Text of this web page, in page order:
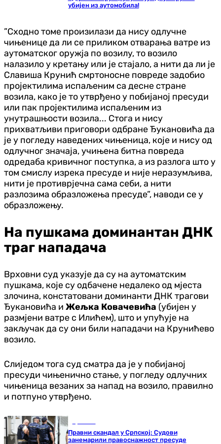
убијен из аутомобила!
”Сходно томе произилази да нису одлучне
чињенице да ли се приликом отварања ватре из
аутоматског оружја по возилу, то возило
налазило у кретању или је стајало, а нити да ли је
Славиша Крунић смртоносне повреде задобио
пројектилима испаљеним са десне стране
возила, како је то утврђено у побијаној пресуди
или пак пројектилима испаљеним из
унутрашњости возила... Стога и нису
прихватљиви приговори одбране Ђукановића да
је у погледу наведених чињеница, које и нису од
одлучног значаја, учињена битна повреда
одредаба кривичног поступка, а из разлога што у
том смислу изрека пресуде и није неразумљива,
нити је противрјечна сама себи, а нити
разлозима образложења пресуде”, наводи се у
образложењу.
На пушкама доминантан ДНК
траг нападача
Врховни суд указује да су на аутоматским
пушкама, које су одбачене недалеко од мјеста
злочина, констатовани доминанти ДНК трагови
Ђукановића и Жељка Ковачевића (убијен у
размјени ватре с Илићем), што и упућује на
закључак да су они били нападачи на Крунићево
возило.
Слиједом тога суд сматра да је у побијаној
пресуди чињенично стање, у погледу одлучних
чињеница везаних за напад на возило, правилно
и потпуно утврђено.
Правни скандал у Српској: Судови
занемарили правоснажност пресуде